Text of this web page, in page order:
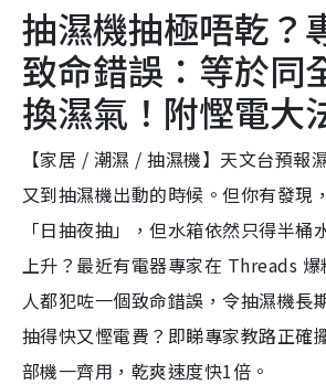
抽濕機抽極唔乾？
致命錯誤：等於同
換濕氣！附慳電大
【家居 / 潮濕 / 抽濕機】天文台預報
又到抽濕機出動的時候。但你有發現
「日抽夜抽」，但水箱依然只得半桶
上升？最近有電器專家在 Threads
人都犯咗一個致命錯誤，令抽濕機長
抽得快又慳電費？即睇專家教路正確
部機一齊用，乾爽速度快1倍。